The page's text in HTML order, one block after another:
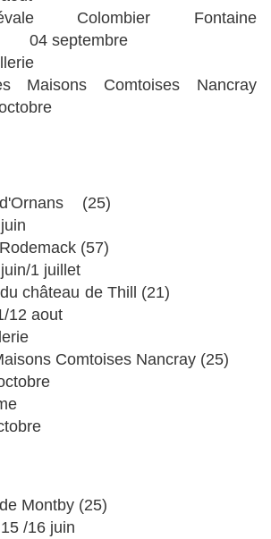
Colombier Fontaine
Maisons Comtoises Nancray
d'Ornans (25)
Rodemack (57)
juillet
du château de Thill (21)
Comtoises Nancray (25)
la Pomme
Montby (25)
juin